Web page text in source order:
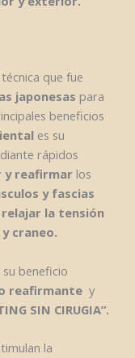
que fue
japonesas para
beneficios
es su
rápidos
y reafirmar los
y fascias
relajar la tensión
craneo.
beneficio
reafirmante y
SIN CIRUGIA”.
la